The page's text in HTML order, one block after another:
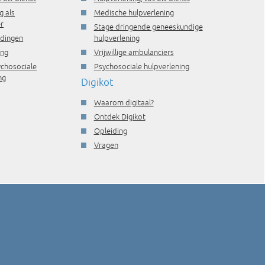
als
Medische hulpverlening
Stage dringende geneeskundige
hulpverlening
Vrijwillige ambulanciers
Psychosociale hulpverlening
Digikot
Waarom digitaal?
Ontdek Digikot
Opleiding
Vragen